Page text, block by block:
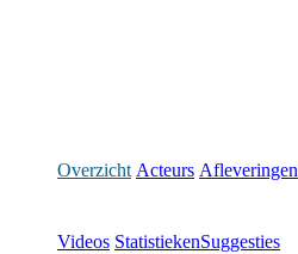
Overzicht Acteurs Afleveringen
Videos StatistiekenSuggesties